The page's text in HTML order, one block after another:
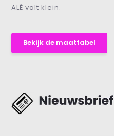
ALÉ valt klein.
Bekijk de maattabel